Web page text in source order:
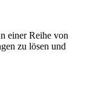
einer Reihe von
zu lösen und